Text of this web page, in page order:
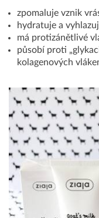
zpomaluje vznik
hydratuje a
má protizánětlivé
působí proti
kolagenových